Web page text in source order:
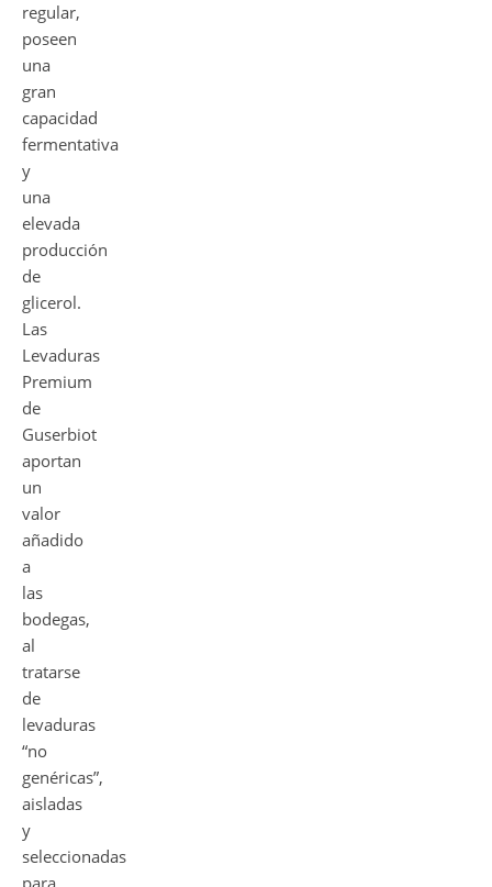
regular,
poseen
una
gran
capacidad
fermentativa
y
una
elevada
producción
de
glicerol.
Las
Levaduras
Premium
de
Guserbiot
aportan
un
valor
añadido
a
las
bodegas,
al
tratarse
de
levaduras
“no
genéricas”,
aisladas
y
seleccionadas
para